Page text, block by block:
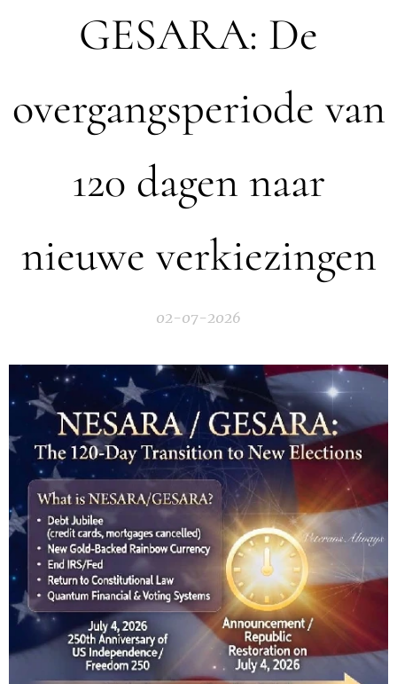
GESARA: De
overgangsperiode van
120 dagen naar
nieuwe verkiezingen
02-07-2026